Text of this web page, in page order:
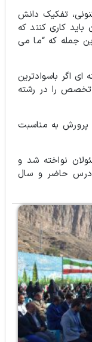
تفکیک دانش
باید کاری کنند که
جمله که “ما می
اگر باسوادترین
تخصص را در رشته
پرورش به مناسبت
نواخته شد و
درس حاضر و سال